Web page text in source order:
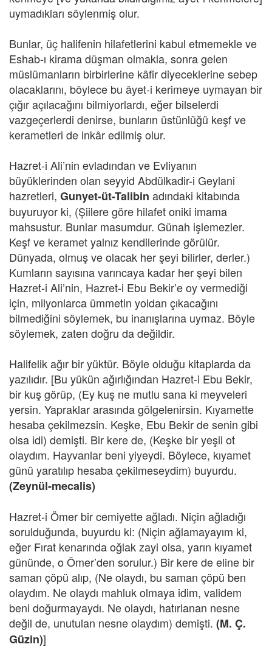
uymadıkları söylenmiş olur.
Bunlar, üç halifenin hilafetlerini kabul etmemekle ve
Eshab-ı kirama düşman olmakla, sonra gelen
müslümanların birbirlerine kâfir diyeceklerine sebep
olacaklarını, böylece bu âyet-i kerimeye uymayan bir
çığır açılacağını bilmiyorlardı, eğer bilselerdi
vazgeçerlerdi denirse, bunların üstünlüğü keşf ve
kerametleri de inkâr edilmiş olur.
Hazret-i Ali’nin evladından ve Evliyanın
büyüklerinden olan seyyid Abdülkadir-i Geylani
hazretleri, Gunyet-üt-Talibin adındaki kitabında
buyuruyor ki, (Şiilere göre hilafet oniki imama
mahsustur. Bunlar masumdur. Günah işlemezler.
Keşf ve keramet yalnız kendilerinde görülür.
Dünyada, olmuş ve olacak her şeyi bilirler, derler.)
Kumların sayısına varıncaya kadar her şeyi bilen
Hazret-i Ali’nin, Hazret-i Ebu Bekir’e oy vermediği
için, milyonlarca ümmetin yoldan çıkacağını
bilmediğini söylemek, bu inanışlarına uymaz. Böyle
söylemek, zaten doğru da değildir.
Halifelik ağır bir yüktür. Böyle olduğu kitaplarda da
yazılıdır. [Bu yükün ağırlığından Hazret-i Ebu Bekir,
bir kuş görüp, (Ey kuş ne mutlu sana ki meyveleri
yersin. Yapraklar arasında gölgelenirsin. Kıyamette
hesaba çekilmezsin. Keşke, Ebu Bekir de senin gibi
olsa idi) demişti. Bir kere de, (Keşke bir yeşil ot
olaydım. Hayvanlar beni yiyeydi. Böylece, kıyamet
günü yaratılıp hesaba çekilmeseydim) buyurdu.
(Zeynül-mecalis)
Hazret-i Ömer bir cemiyette ağladı. Niçin ağladığı
sorulduğunda, buyurdu ki: (Niçin ağlamayayım ki,
eğer Fırat kenarında oğlak zayi olsa, yarın kıyamet
gününde, o Ömer’den sorulur.) Bir kere de eline bir
saman çöpü alıp, (Ne olaydı, bu saman çöpü ben
olaydım. Ne olaydı mahluk olmaya idim, validem
beni doğurmayaydı. Ne olaydı, hatırlanan nesne
değil de, unutulan nesne olaydım) demişti. (M. Ç.
Güzin)]